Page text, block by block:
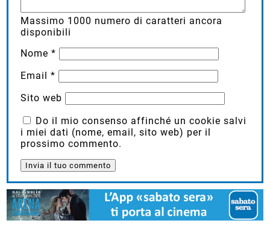
Massimo 1000 numero di caratteri ancora
disponibili
Nome*
Email*
Sito web
Do il mio consenso affinché un cookie salvi
i miei dati (nome, email, sito web) per il
prossimo commento.